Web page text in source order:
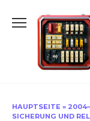
HAUPTSEITE »
SICHERUNG UND